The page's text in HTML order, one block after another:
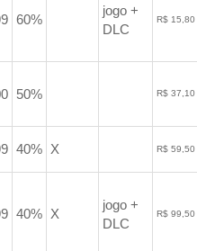
60%
jogo +
DLC
R$
50% R$
40% X R$
40% X
jogo +
DLC
R$